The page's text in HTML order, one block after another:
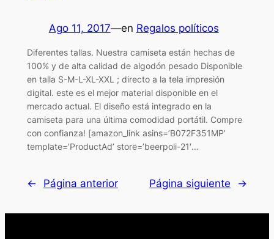
Ago 11, 2017—en Regalos políticos
Diferentes tallas. Nuestra camiseta están hechas de
100% y de alta calidad de algodón pesado Disponible
en talla S-M-L-XL-XXL ; directo a la tela impresión
digital. este es el mejor material disponible en el
mercado actual. El diseño está integrado en la
camiseta para una última comodidad portátil. Compre
con confianza! [amazon_link asins=’B072F351MP’
template=’ProductAd’ store=’beerpoli-21′…
← Página anterior Página siguiente →